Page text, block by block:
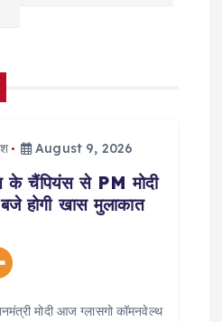
August 9, 2026
चैंपियंस से PM मोदी
होगी खास मुलाकात
मोदी आज ग्लासगो कॉमनवेल्थ